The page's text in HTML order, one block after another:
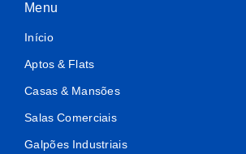
Menu
Início
Aptos & Flats
Casas & Mansões
Salas Comerciais
Galpões Industriais